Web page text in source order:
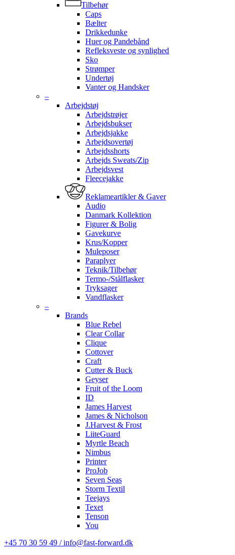
Tilbehør
Caps
Bælter
Drikkedunke
Huer og Pandebånd
Refleksveste og synlighed
Sko
Strømper
Undertøj
Vanter og Handsker
–
Arbejdstøj
Arbejdstrøjer
Arbejdsbukser
Arbejdsjakke
Arbejdsovertøj
Arbejdsshorts
Arbejds Sweats/Zip
Arbejdsvest
Fleecejakke
Reklameartikler & Gaver
Audio
Danmark Kollektion
Figurer & Bolig
Gavekurve
Krus/Kopper
Muleposer
Paraplyer
Teknik/Tilbehør
Termo-/Stålflasker
Tryksager
Vandflasker
–
Brands
Blue Rebel
Clear Collar
Clique
Cottover
Craft
Cutter & Buck
Geyser
Fruit of the Loom
ID
James Harvest
James & Nicholson
J.Harvest & Frost
LiiteGuard
Myrtle Beach
Nimbus
Printer
ProJob
Seven Seas
Storm Textil
Teejays
Texet
Tenson
You
+45 70 30 59 49 / info@fast-forward.dk